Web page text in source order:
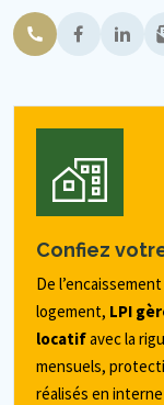
Confiez
De
logement, LPI
locatifavec la
mensuels,
réalisés en